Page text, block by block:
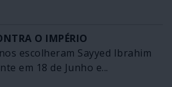
O IMPÉRIO
escolheram Sayyed Ibrahim
em 18 de Junho e...